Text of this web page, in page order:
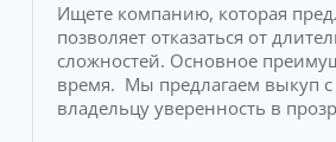
Ищете компанию, которая
позволяет отказаться от
сложностей. Основное
время. Мы предлагаем выкуп
владельцу уверенность в